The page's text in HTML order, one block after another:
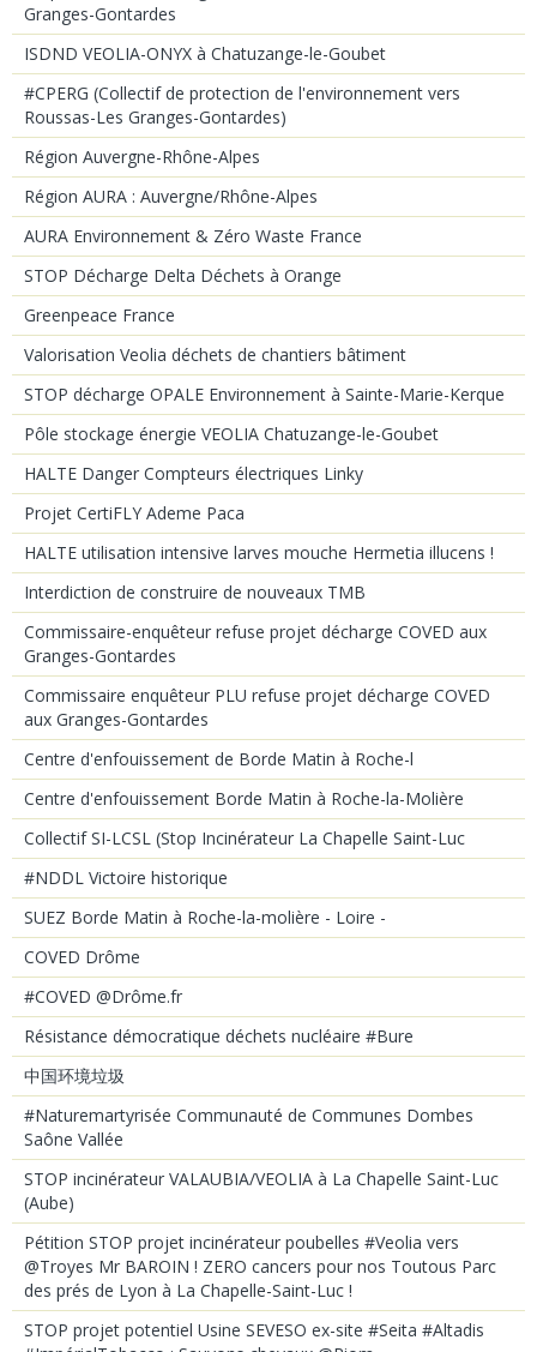
Granges-Gontardes
ISDND VEOLIA-ONYX à Chatuzange-le-Goubet
#CPERG (Collectif de protection de l'environnement vers
Roussas-Les Granges-Gontardes)
Région Auvergne-Rhône-Alpes
Région AURA : Auvergne/Rhône-Alpes
AURA Environnement & Zéro Waste France
STOP Décharge Delta Déchets à Orange
Greenpeace France
Valorisation Veolia déchets de chantiers bâtiment
STOP décharge OPALE Environnement à Sainte-Marie-Kerque
Pôle stockage énergie VEOLIA Chatuzange-le-Goubet
HALTE Danger Compteurs électriques Linky
Projet CertiFLY Ademe Paca
HALTE utilisation intensive larves mouche Hermetia illucens !
Interdiction de construire de nouveaux TMB
Commissaire-enquêteur refuse projet décharge COVED aux
Granges-Gontardes
Commissaire enquêteur PLU refuse projet décharge COVED
aux Granges-Gontardes
Centre d'enfouissement de Borde Matin à Roche-l
Centre d'enfouissement Borde Matin à Roche-la-Molière
Collectif SI-LCSL (Stop Incinérateur La Chapelle Saint-Luc
#NDDL Victoire historique
SUEZ Borde Matin à Roche-la-molière - Loire -
COVED Drôme
#COVED @Drôme.fr
Résistance démocratique déchets nucléaire #Bure
中国环境垃圾
#Naturemartyrisée Communauté de Communes Dombes
Saône Vallée
STOP incinérateur VALAUBIA/VEOLIA à La Chapelle Saint-Luc
(Aube)
Pétition STOP projet incinérateur poubelles #Veolia vers
@Troyes Mr BAROIN ! ZERO cancers pour nos Toutous Parc
des prés de Lyon à La Chapelle-Saint-Luc !
STOP projet potentiel Usine SEVESO ex-site #Seita #Altadis